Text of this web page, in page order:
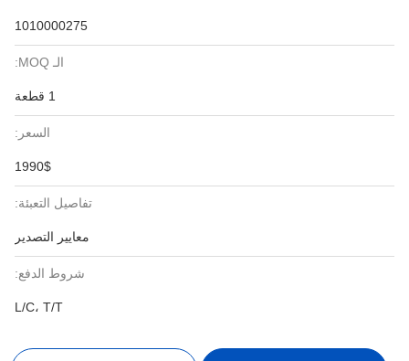
1010000275
الـ MOQ:
1 قطعة
السعر:
1990$
تفاصيل التعبئة:
معايير التصدير
شروط الدفع:
L/C، T/T